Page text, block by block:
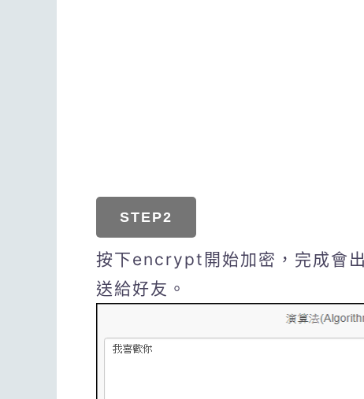
STEP2
按下encrypt開始加密，完成會
送給好友。